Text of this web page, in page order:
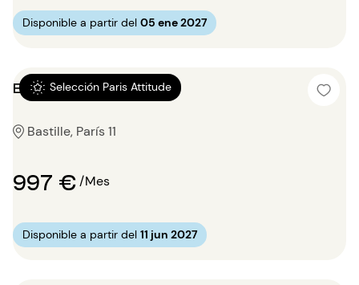
Disponible a partir del 05 ene 2027
Selección Paris Attitude
Estudio 14m²
Bastille, París 11
997 €/Mes
Disponible a partir del 11 jun 2027